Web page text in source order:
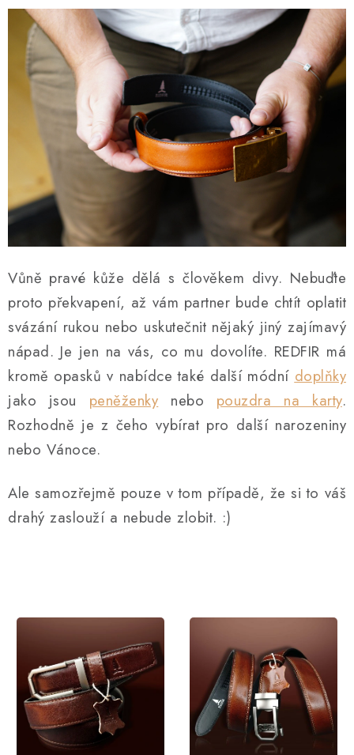
Vůně pravé kůže dělá s člověkem divy. Nebuďte
proto překvapení, až vám partner bude chtít oplatit
svázání rukou nebo uskutečnit nějaký jiný zajímavý
nápad. Je jen na vás, co mu dovolíte. REDFIR má
kromě opasků v nabídce také další módní doplňky
jako jsou peněženky nebo pouzdra na karty.
Rozhodně je z čeho vybírat pro další narozeniny
nebo Vánoce.
Ale samozřejmě pouze v tom případě, že si to váš
drahý zaslouží a nebude zlobit. :)